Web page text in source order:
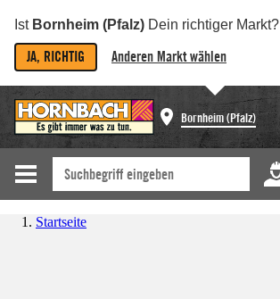
Ist Bornheim (Pfalz) Dein richtiger Markt?
JA, RICHTIG Anderen Markt wählen
Bornheim (Pfalz)
Startseite